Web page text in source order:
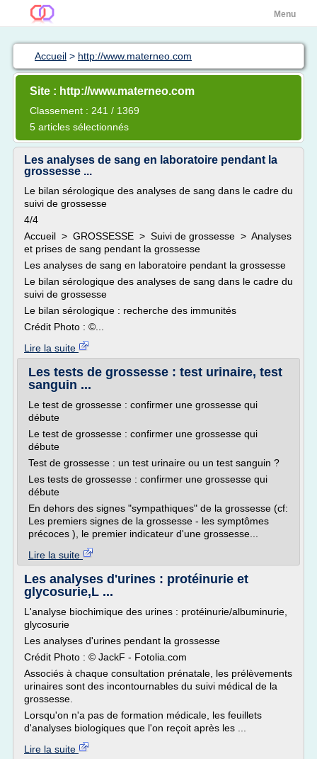
Menu
Accueil > http://www.materneo.com
Site : http://www.materneo.com
Classement : 241 / 1369
5 articles sélectionnés
Les analyses de sang en laboratoire pendant la
grossesse ...
Le bilan sérologique des analyses de sang dans le cadre du
suivi de grossesse
4/4
Accueil > GROSSESSE > Suivi de grossesse > Analyses
et prises de sang pendant la grossesse
Les analyses de sang en laboratoire pendant la grossesse
Le bilan sérologique des analyses de sang dans le cadre du
suivi de grossesse
Le bilan sérologique : recherche des immunités
Crédit Photo : ©...
Lire la suite
Les tests de grossesse : test urinaire, test
sanguin ...
Le test de grossesse : confirmer une grossesse qui
débute
Le test de grossesse : confirmer une grossesse qui
débute
Test de grossesse : un test urinaire ou un test sanguin ?
Les tests de grossesse : confirmer une grossesse qui
débute
En dehors des signes "sympathiques" de la grossesse (cf:
Les premiers signes de la grossesse - les symptômes
précoces ), le premier indicateur d'une grossesse...
Lire la suite
Les analyses d'urines : protéinurie et
glycosurie,L ...
L'analyse biochimique des urines : protéinurie/albuminurie,
glycosurie
Les analyses d'urines pendant la grossesse
Crédit Photo : © JackF - Fotolia.com
Associés à chaque consultation prénatale, les prélèvements
urinaires sont des incontournables du suivi médical de la
grossesse.
Lorsqu'on n'a pas de formation médicale, les feuillets
d'analyses biologiques que l'on reçoit après les ...
Lire la suite